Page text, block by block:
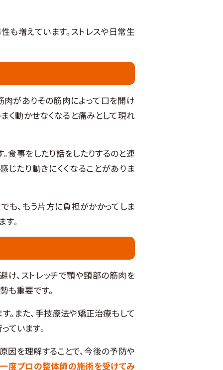
増えています。ストレスや日常生
がありその筋肉によって口を開け
く動かせなくなると痛みとして現れ
食事をしたり話をしたりするのと連
たり動きにくくなることがありま
、もう片方に負担がかかってしま
。
、ストレッチで顎や頸部の筋肉を
も重要です。
。また、手技療法や矯正治療もして
ています。
を理解することで、今後の予防や
度プロの整体師の施術を受けてみ